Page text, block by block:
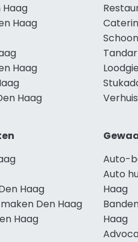
Haag
Haag
Haag
Haag
Haag
Den Haag
Haag
Auto-
Auto
Haag
Haag